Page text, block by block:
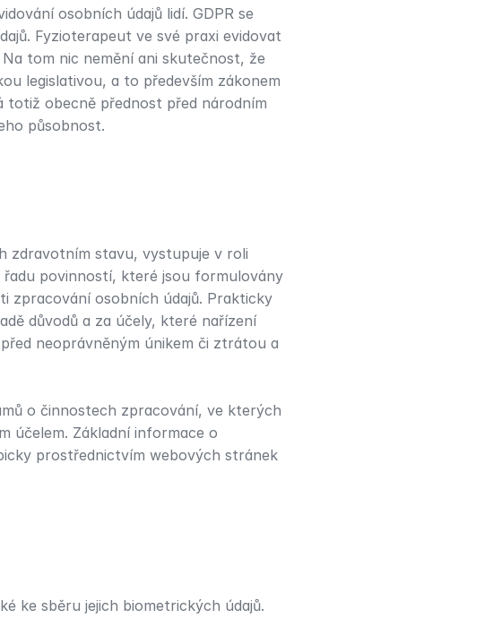
osobních údajů lidí. GDPR se
Fyzioterapeut ve své praxi evidovat
tom nic nemění ani skutečnost, že
legislativou, a to především zákonem
totiž obecně přednost před národním
působnost.
zdravotním stavu, vystupuje v roli
povinností, které jsou formulovány
zpracování osobních údajů. Prakticky
důvodů a za účely, které nařízení
neoprávněným únikem či ztrátou a
o činnostech zpracování, ve kterých
účelem. Základní informace o
prostřednictvím webových stránek
ke sběru jejich biometrických údajů.